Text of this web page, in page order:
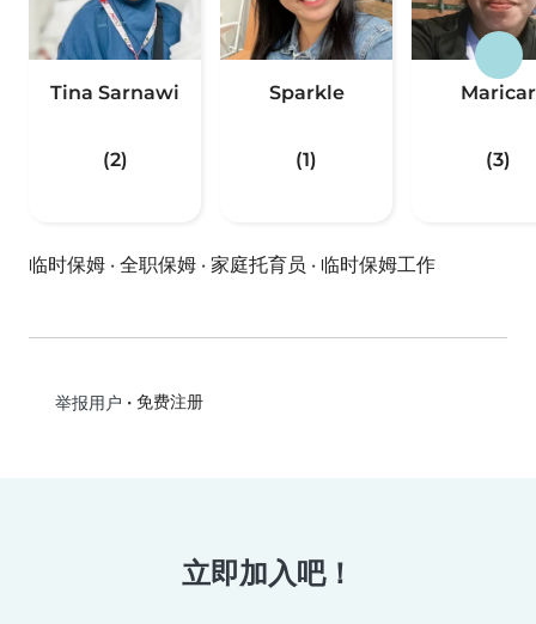
Tina Sarnawi
(2)
Sparkle
(1)
Maricar
(3)
临时保姆 · 全职保姆 · 家庭托育员 · 临时保姆工作
举报用户 • 免费注册
立即加入吧！